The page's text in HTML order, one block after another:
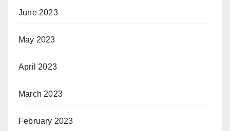
June 2023
May 2023
April 2023
March 2023
February 2023